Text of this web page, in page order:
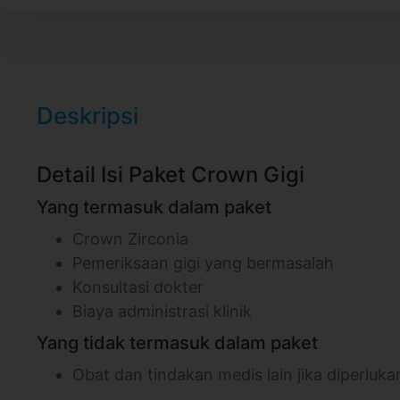
Deskripsi
Detail Isi Paket Crown Gigi
Yang termasuk dalam paket
Crown Zirconia
Pemeriksaan gigi yang bermasalah
Konsultasi dokter
Biaya administrasi klinik
Yang tidak termasuk dalam paket
Obat dan tindakan medis lain jika